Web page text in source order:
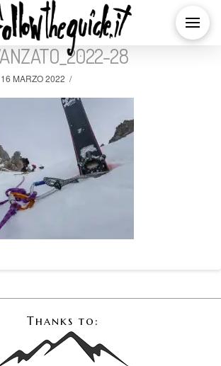
28
MARZO 2022
Thanks to: